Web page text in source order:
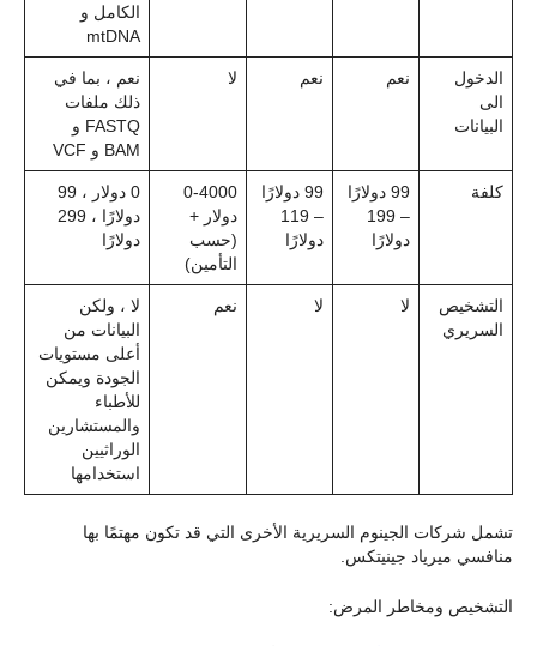
الكامل و
mtDNA
الدخول
الى
البيانات
نعم نعم لا
نعم ، بما في
ذلك ملفات
FASTQ و
BAM و VCF
كلفة
99 دولارًا
– 199
دولارًا
99 دولارًا
– 119
دولارًا
0-4000
دولار +
(حسب
التأمين)
0 دولار ، 99
دولارًا ، 299
دولارًا
التشخيص
السريري
لا لا نعم
لا ، ولكن
البيانات من
أعلى مستويات
الجودة ويمكن
للأطباء
والمستشارين
الوراثيين
استخدامها
تشمل شركات الجينوم السريرية الأخرى التي قد تكون مهتمًا بها
منافسي ميرياد جينيتكس.
التشخيص ومخاطر المرض: